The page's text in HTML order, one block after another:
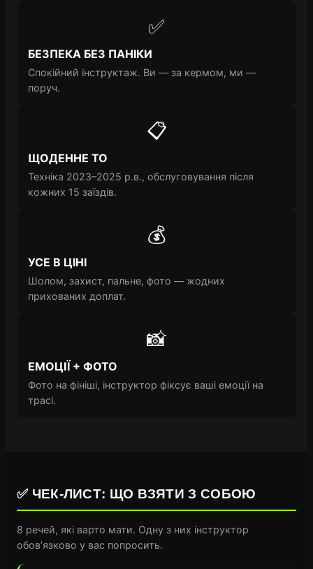
✅
БЕЗПЕКА БЕЗ ПАНІКИ
Спокійний інструктаж. Ви — за кермом, ми —
поруч.
📋
ЩОДЕННЕ ТО
Техніка 2023–2025 р.в., обслуговування після
кожних 15 заїздів.
💰
УСЕ В ЦІНІ
Шолом, захист, пальне, фото — жодних
прихованих доплат.
📸
ЕМОЦІЇ + ФОТО
Фото на фініші, інструктор фіксує ваші емоції на
трасі.
✅ ЧЕК-ЛИСТ: ЩО ВЗЯТИ З СОБОЮ
8 речей, які варто мати. Одну з них інструктор
обов’язково у вас попросить.